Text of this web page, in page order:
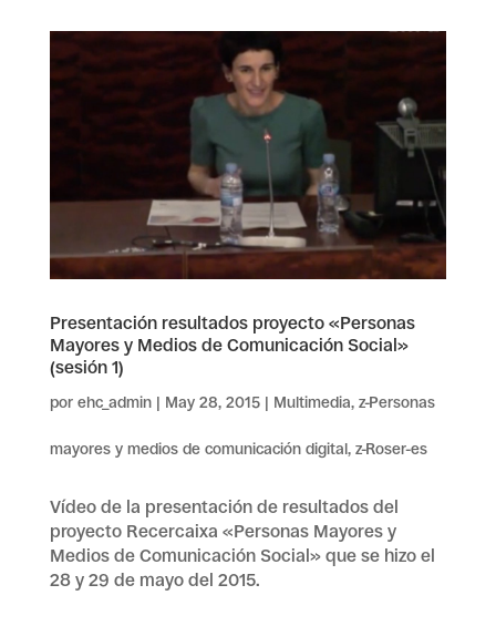
Presentación resultados proyecto «Personas
Mayores y Medios de Comunicación Social»
(sesión 1)
por ehc_admin| May 28, 2015| Multimedia, z-Personas
mayores y medios de comunicación digital, z-Roser-es
Vídeo de la presentación de resultados del
proyecto Recercaixa «Personas Mayores y
Medios de Comunicación Social» que se hizo el
28 y 29 de mayo del 2015.